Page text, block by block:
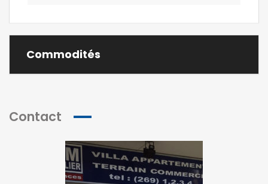
Commodités
Contact